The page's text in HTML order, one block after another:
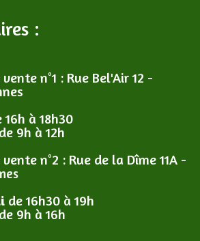
:
n°1 : Rue Bel'Air 12 -
16h à 18h30
de 9h à 12h
n°2 : Rue de la Dîme 11A -
de 16h30 à 19h
de 9h à 16h